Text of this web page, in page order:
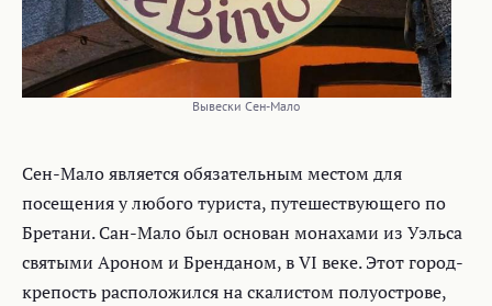
Вывески Сен-Мало
Сен-Мало является обязательным местом для
посещения у любого туриста, путешествующего по
Бретани. Сан-Мало был основан монахами из Уэльса
святыми Ароном и Бренданом, в VI веке. Этот город-
крепость расположился на скалистом полуострове,